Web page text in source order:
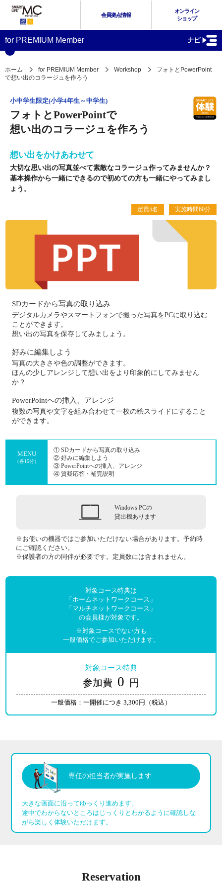
会員拠点情報
オンライン
ショップ
for PREMIUM Member
ホーム for PREMIUM Member Workshop
フォトとPowerPoint
で想い出のコラージュを作ろう
小中学生限定(小学4年生～中学生)
フォトとPowerPointで
想い出のコラージュを作ろう
想い出をかけあわせて
大切な思い出の写真並べて素敵なコラージュ作ってみませんか？
基本操作から一緒にできるので初めての方も一緒にやってみまし
ょう。
実施時間60分
定員5名
SDカードから写真の取り込み
デジタルカメラやスマートフォンで撮った写真をPCに取り込む
ことができます。
想い出の写真を保存してみましょう。
好みに編集しよう
写真の大きさや色の調整ができます。
ほんの少しアレンジして想い出をより印象的にしてみません
か？
PowerPointへの挿入、アレンジ
複数の写真や文字を組み合わせて一枚の絵スライドにすること
ができます。
MENU
（各15分）
① SDカードから写真の取り込み
② 好みに編集しよう
③ PowerPointへの挿入、アレンジ
④ 質疑応答・補完説明
Windows PCの
貸出機あります
※お使いの機器ではご参加いただけない場合があります。予約時
にご確認ください。
※保護者の方の同伴が必要です。定員数には含まれません。
対象コース特典は
「ホームネットワークコース」
「マルチネットワークコース」
の会員様が対象です。
※対象コースでない方も
一般価格でご参加いただけます。
対象コース特典
0
一般価格：一開催につき 3,300円（税込）
専任の担当者が実施します
大きな画面に沿ってゆっくり進めます。
途中でわからないところはじっくりとわかるように確認しな
がら楽しく体験いただけます。
Reservation